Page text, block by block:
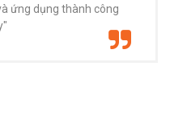
ứng dụng thành công